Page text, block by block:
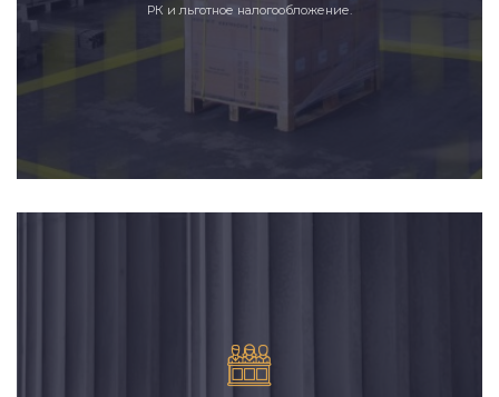
РК и льготное налогообложение.